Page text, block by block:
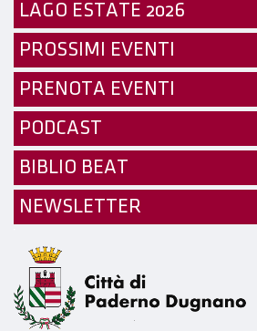
LAGO ESTATE 2026
PROSSIMI EVENTI
PRENOTA EVENTI
PODCAST
BIBLIO BEAT
NEWSLETTER